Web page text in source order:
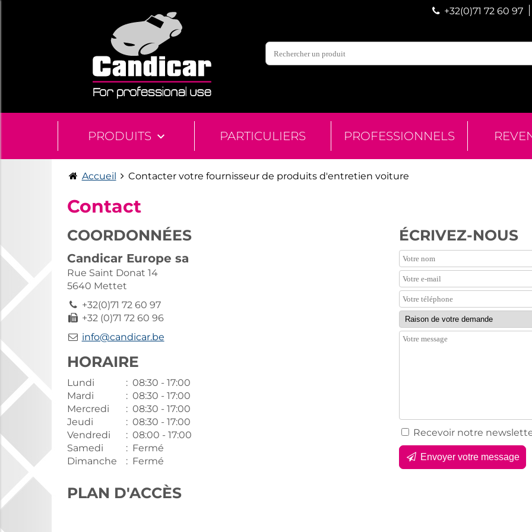
+32(0)71 72 60 97
PRODUITS PARTICULIERS PROFESSIONNELS
Accueil Contacter votre fournisseur de produits d'entretien voiture
Contact
COORDONNÉES
Candicar Europe sa
Rue Saint Donat 14
5640 Mettet
+32(0)71 72 60 97
+32 (0)71 72 60 96
info@candicar.be
HORAIRE
Lundi
: 08:30 - 17:00
Mardi
: 08:30 - 17:00
Mercredi
: 08:30 - 17:00
Jeudi
: 08:30 - 17:00
Vendredi
: 08:00 - 17:00
Samedi
: Fermé
Dimanche
: Fermé
ÉCRIVEZ-NOUS
Recevoir notre
Envoyer votre message
PLAN D'ACCÈS